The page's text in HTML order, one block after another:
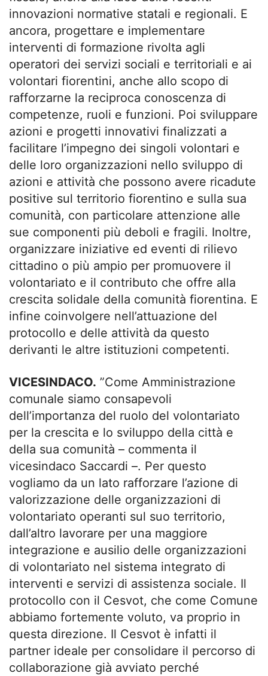
innovazioni normative statali e regionali. E
ancora, progettare e implementare
interventi di formazione rivolta agli
operatori dei servizi sociali e territoriali e ai
volontari fiorentini, anche allo scopo di
rafforzarne la reciproca conoscenza di
competenze, ruoli e funzioni. Poi sviluppare
azioni e progetti innovativi finalizzati a
facilitare l’impegno dei singoli volontari e
delle loro organizzazioni nello sviluppo di
azioni e attività che possono avere ricadute
positive sul territorio fiorentino e sulla sua
comunità, con particolare attenzione alle
sue componenti più deboli e fragili. Inoltre,
organizzare iniziative ed eventi di rilievo
cittadino o più ampio per promuovere il
volontariato e il contributo che offre alla
crescita solidale della comunità fiorentina. E
infine coinvolgere nell’attuazione del
protocollo e delle attività da questo
derivanti le altre istituzioni competenti.
VICESINDACO. ”Come Amministrazione
comunale siamo consapevoli
dell’importanza del ruolo del volontariato
per la crescita e lo sviluppo della città e
della sua comunità – commenta il
vicesindaco Saccardi –. Per questo
vogliamo da un lato rafforzare l’azione di
valorizzazione delle organizzazioni di
volontariato operanti sul suo territorio,
dall’altro lavorare per una maggiore
integrazione e ausilio delle organizzazioni
di volontariato nel sistema integrato di
interventi e servizi di assistenza sociale. Il
protocollo con il Cesvot, che come Comune
abbiamo fortemente voluto, va proprio in
questa direzione. Il Cesvot è infatti il
partner ideale per consolidare il percorso di
collaborazione già avviato perché